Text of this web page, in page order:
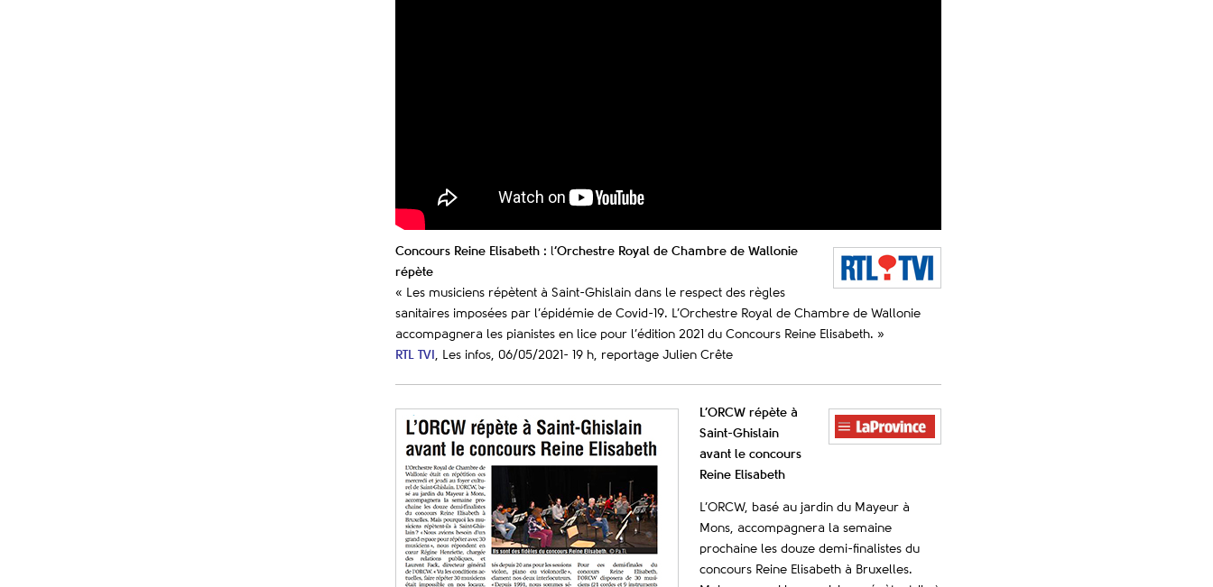
Concours Reine Elisabeth : l‘Orchestre Royal de Chambre de Wallonie
répète
« Les musiciens répètent à Saint-Ghislain dans le respect des règles
sanitaires imposées par l’épidémie de Covid-19. L’Orchestre Royal de Chambre de Wallonie
accompagnera les pianistes en lice pour l’édition 2021 du Concours Reine Elisabeth. »
RTL TVI , Les infos, 06/05/2021- 19 h, reportage Julien Crête
L’ORCW répète à
Saint-Ghislain
avant le concours
Reine Elisabeth
L’ORCW, basé au jardin du Mayeur à
Mons, accompagnera la semaine
prochaine les douze demi-finalistes du
concours Reine Elisabeth à Bruxelles.